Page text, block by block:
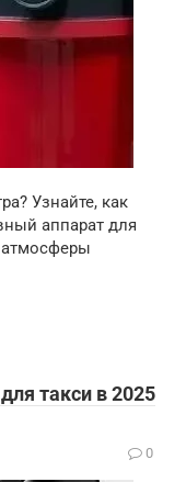
Узнайте, как
аппарат для
атмосферы
такси в 2025
0